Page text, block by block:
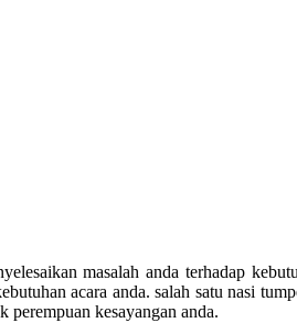
masalah anda terhadap
acara anda. salah satu nasi
perempuan kesayangan anda.